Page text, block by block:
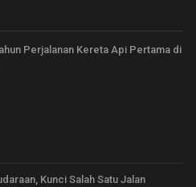
Perjalanan Kereta Api Pertama di
Kunci Salah Satu Jalan